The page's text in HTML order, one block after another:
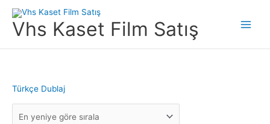
atlaVhs Kaset Film Satış
Türkçe Dublaj